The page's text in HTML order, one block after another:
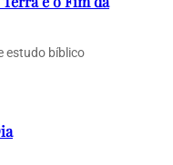
estudo bíblico